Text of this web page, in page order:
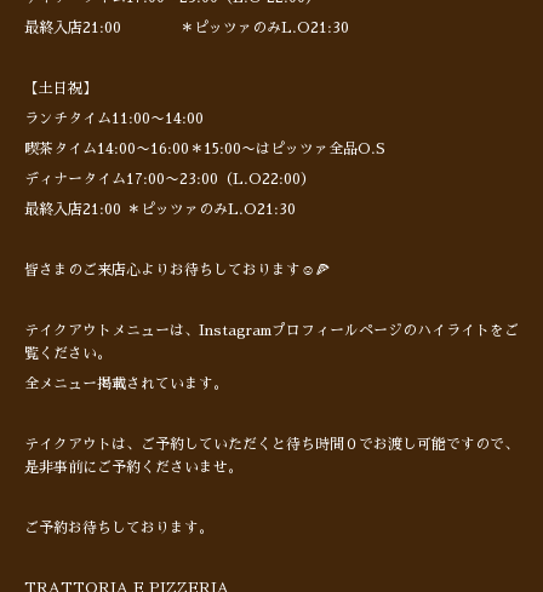
最終入店21:00 ＊ピッツァのみL.O21:30
【土日祝】
ランチタイム11:00〜14:00
喫茶タイム14:00〜16:00＊15:00〜はピッツァ全品O.S
ディナータイム17:00〜23:00（L.O22:00）
最終入店21:00 ＊ピッツァのみL.O21:30
皆さまのご来店心よりお待ちしております☺️🍕
テイクアウトメニューは、Instagramプロフィールページのハイライトをご
覧ください。
全メニュー掲載されています。
テイクアウトは、ご予約していただくと待ち時間０でお渡し可能ですので、
是非事前にご予約くださいませ。
ご予約お待ちしております。
TRATTORIA E PIZZERIA